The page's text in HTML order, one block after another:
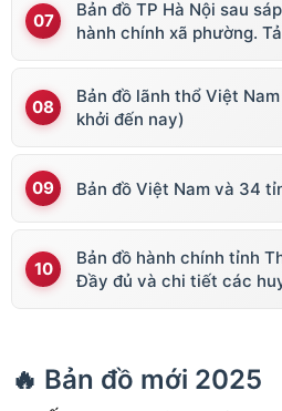
Bản đồ TP Hà Nội sau
hành chính xã phường.
Bản đồ lãnh thổ Việt
khởi đến nay)
Bản đồ Việt Nam và 34
Bản đồ hành chính tỉnh
Đầy đủ và chi tiết các
🔥 Bản đồ mới 2025